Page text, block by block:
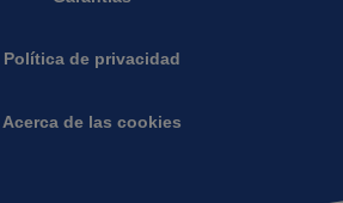
Política de privacidad
Acerca de las cookies